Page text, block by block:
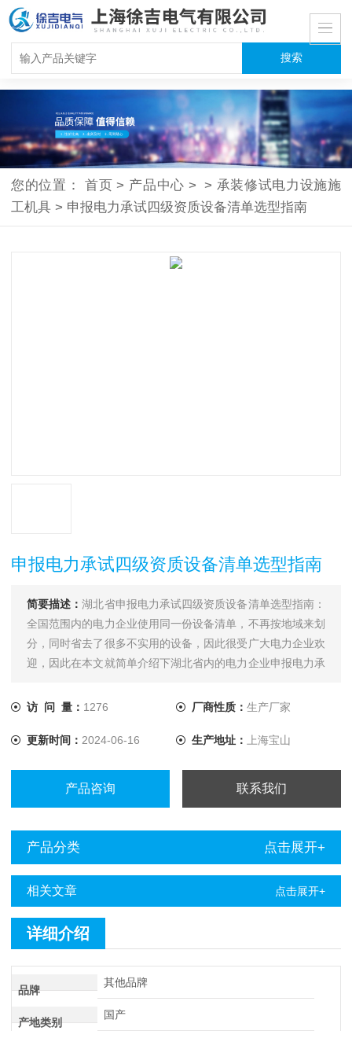
您的位置：首页 > 产品中心 > > 承装修试电力设施施
工机具 > 申报电力承试四级资质设备清单选型指南
申报电力承试四级资质设备清单选型指南
简要描述：湖北省申报电力承试四级资质设备清单选型指南：
全国范围内的电力企业使用同一份设备清单，不再按地域来划
分，同时省去了很多不实用的设备，因此很受广大电力企业欢
迎，因此在本文就简单介绍下湖北省内的电力企业申报电力承
访 问 量： 1276 厂商性质： 生产厂家
更新时间： 2024-06-16 生产地址： 上海宝山
产品咨询 联系我们
产品分类 点击展开+
相关文章 点击展开+
详细介绍
品牌
其他品牌
产地类别
国产